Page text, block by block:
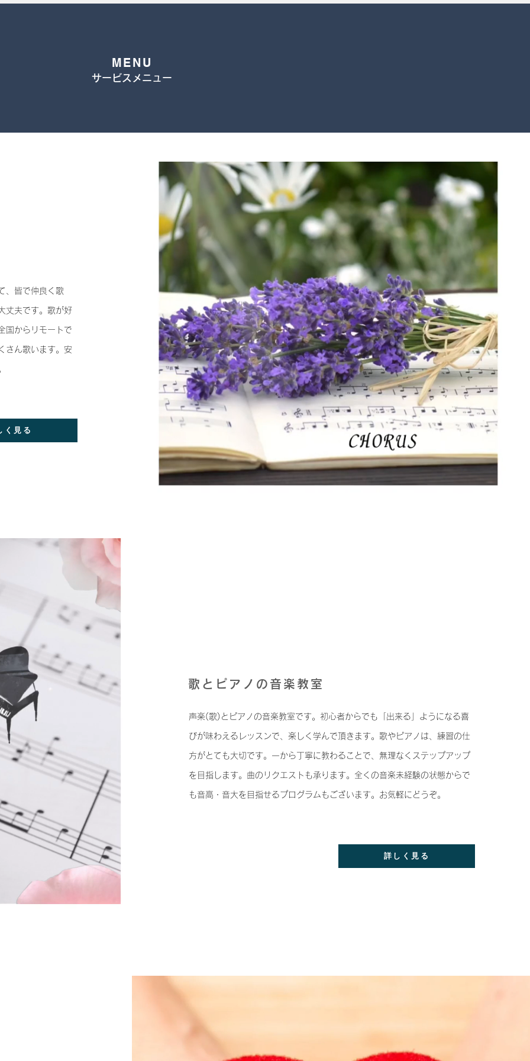
MENU
​サービスメニュー
、皆で仲良く歌
丈夫です。歌が好
国からリモートで
さん歌います。安
く見る
歌とピアノの音楽教室
声楽(歌)とピアノの音楽教室です。初心者からでも「出来る」ようになる喜
びが味わえるレッスンで、楽しく学んで頂きます。歌やピアノは、練習の仕
方がとても大切です。一から丁寧に教わることで、無理なくステップアップ
を目指します。曲のリクエストも承ります。全くの音楽未経験の状態からで
も音高・音大を目指せるプログラムもございます。お気軽にどうぞ。
詳しく見る